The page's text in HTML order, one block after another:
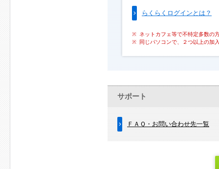
らくらくログインとは？
ネットカフェ等で不特定多数の
同じパソコンで、２つ以上の加
サポート
ＦＡＱ・お問い合わせ先一覧